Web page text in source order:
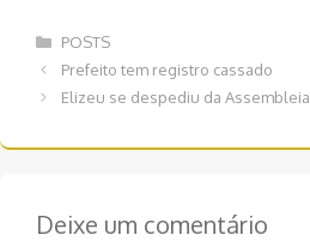
Categorias
POSTS
Navegação
Prefeito tem registro cassado
Elizeu se despediu da Assembleia
Deixe um comentário